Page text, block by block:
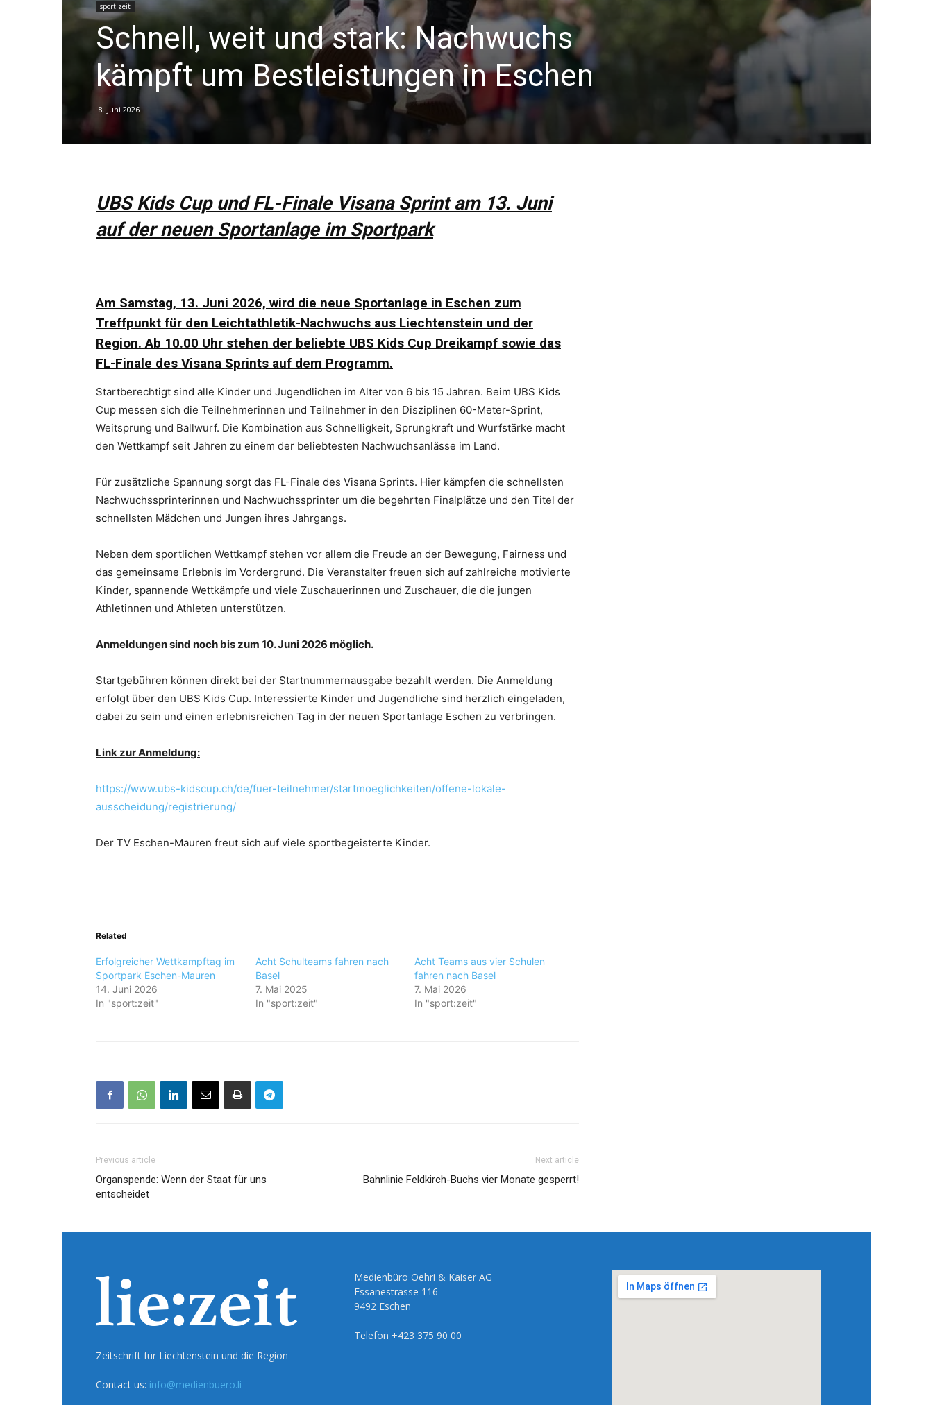
sport:zeit
Schnell, weit und stark: Nachwuchs
kämpft um Bestleistungen in Eschen
8. Juni 2026
UBS Kids Cup und FL-Finale Visana Sprint am 13. Juni
auf der neuen Sportanlage im Sportpark
Am Samstag, 13. Juni 2026, wird die neue Sportanlage in Eschen zum
Treffpunkt für den Leichtathletik-Nachwuchs aus Liechtenstein und der
Region. Ab 10.00 Uhr stehen der beliebte UBS Kids Cup Dreikampf sowie das
FL-Finale des Visana Sprints auf dem Programm.
Startberechtigt sind alle Kinder und Jugendlichen im Alter von 6 bis 15 Jahren. Beim UBS Kids
Cup messen sich die Teilnehmerinnen und Teilnehmer in den Disziplinen 60-Meter-Sprint,
Weitsprung und Ballwurf. Die Kombination aus Schnelligkeit, Sprungkraft und Wurfstärke macht
den Wettkampf seit Jahren zu einem der beliebtesten Nachwuchsanlässe im Land.
Für zusätzliche Spannung sorgt das FL-Finale des Visana Sprints. Hier kämpfen die schnellsten
Nachwuchssprinterinnen und Nachwuchssprinter um die begehrten Finalplätze und den Titel der
schnellsten Mädchen und Jungen ihres Jahrgangs.
Neben dem sportlichen Wettkampf stehen vor allem die Freude an der Bewegung, Fairness und
das gemeinsame Erlebnis im Vordergrund. Die Veranstalter freuen sich auf zahlreiche motivierte
Kinder, spannende Wettkämpfe und viele Zuschauerinnen und Zuschauer, die die jungen
Athletinnen und Athleten unterstützen.
Anmeldungen sind noch bis zum 10. Juni 2026 möglich.
Startgebühren können direkt bei der Startnummernausgabe bezahlt werden. Die Anmeldung
erfolgt über den UBS Kids Cup. Interessierte Kinder und Jugendliche sind herzlich eingeladen,
dabei zu sein und einen erlebnisreichen Tag in der neuen Sportanlage Eschen zu verbringen.
Link zur Anmeldung:
https://www.ubs-kidscup.ch/de/fuer-teilnehmer/startmoeglichkeiten/offene-lokale-
ausscheidung/registrierung/
Der TV Eschen-Mauren freut sich auf viele sportbegeisterte Kinder.
Related
Erfolgreicher Wettkampftag im
Sportpark Eschen-Mauren
14. Juni 2026
In "sport:zeit"
Acht Schulteams fahren nach
Basel
7. Mai 2025
In "sport:zeit"
Acht Teams aus vier Schulen
fahren nach Basel
7. Mai 2026
In "sport:zeit"
Previous article
Organspende: Wenn der Staat für uns
entscheidet
Next article
Bahnlinie Feldkirch-Buchs vier Monate gesperrt!
Zeitschrift für Liechtenstein und die Region
Contact us: info@medienbuero.li
Medienbüro Oehri & Kaiser AG
Essanestrasse 116
9492 Eschen
Telefon +423 375 90 00